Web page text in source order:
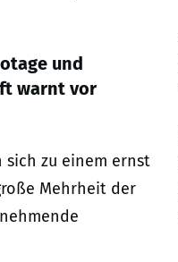
und
warnt vor
zu einem ernst
Mehrheit der